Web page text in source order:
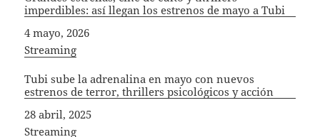
imperdibles: así llegan los estrenos de mayo a Tubi
Fecha
4 mayo, 2026
In relation to
Streaming
Tubi sube la adrenalina en mayo con nuevos
estrenos de terror, thrillers psicológicos y acción
Fecha
28 abril, 2025
In relation to
Streaming